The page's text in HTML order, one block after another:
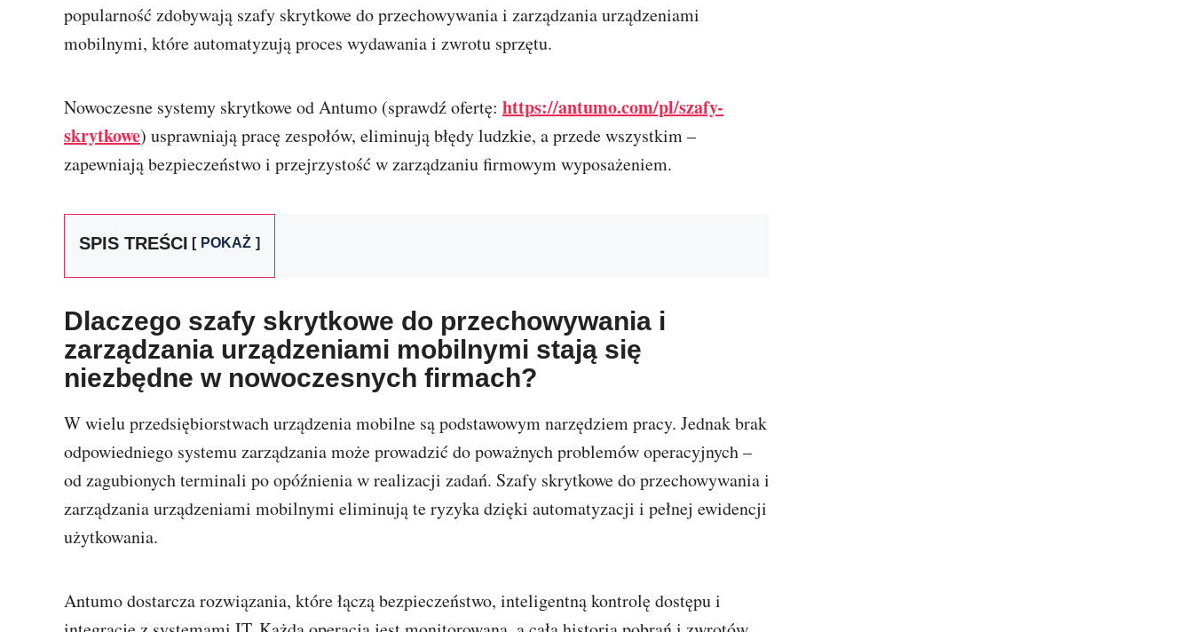
popularność zdobywają szafy skrytkowe do przechowywania i zarządzania urządzeniami
mobilnymi, które automatyzują proces wydawania i zwrotu sprzętu.
Nowoczesne systemy skrytkowe od Antumo (sprawdź ofertę: https://antumo.com/pl/szafy-
skrytkowe) usprawniają pracę zespołów, eliminują błędy ludzkie, a przede wszystkim –
zapewniają bezpieczeństwo i przejrzystość w zarządzaniu firmowym wyposażeniem.
SPIS TREŚCI POKAŻ
Dlaczego szafy skrytkowe do przechowywania i
zarządzania urządzeniami mobilnymi stają się
niezbędne w nowoczesnych firmach?
W wielu przedsiębiorstwach urządzenia mobilne są podstawowym narzędziem pracy. Jednak brak
odpowiedniego systemu zarządzania może prowadzić do poważnych problemów operacyjnych –
od zagubionych terminali po opóźnienia w realizacji zadań. Szafy skrytkowe do przechowywania i
zarządzania urządzeniami mobilnymi eliminują te ryzyka dzięki automatyzacji i pełnej ewidencji
użytkowania.
Antumo dostarcza rozwiązania, które łączą bezpieczeństwo, inteligentną kontrolę dostępu i